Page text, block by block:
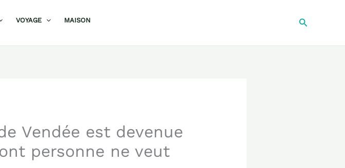
VOYAGE MAISON
Vendée est devenue
personne ne veut